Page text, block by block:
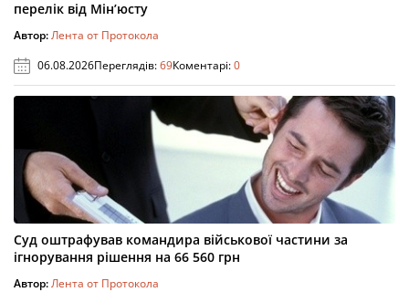
перелік від Мін’юсту
Автор:Лента от Протокола
06.08.2026Переглядів:69Коментарі:0
Суд оштрафував командира військової частини за
ігнорування рішення на 66 560 грн
Автор:Лента от Протокола